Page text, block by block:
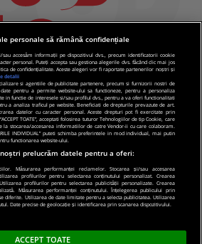
|Politica de Cookie|Politica
personale să rămână confidențiale
sau accesăm informații pe dispozitivul dvs., precum identificatorii cookie
personal. Puteți accepta sau gestiona alegerile dvs. făcând clic mai jos
de confidențialitate. Aceste alegeri vor fi raportate partenerilor noștri și
detalii
si agentiile de publicitate partenere, precum si furnizorii nostri de
pentru a permite website-ului sa functioneze, pentru a personaliza
in functie de interesele si/sau profilul dvs., pentru a va oferi functionalitati
a analiza traficul pe website. Beneficiati de drepturile prevazute de art.
datelor cu caracter personal. Aceste drepturi pot fi exercitate prin
TOATE”, acceptati folosirea tuturor Tehnologiilor de tip Cookie, care
stocarea/accesarea informatiilor de catre Vendor-ii cu care colaboram.
INDIVIDUAL” puteti schimba preferintele in mod individual, mai putin
functionarea website-ului.
prelucrăm datele pentru a oferi:
Măsurarea performanței reclamelor. Stocarea și/sau accesarea
profilurilor pentru selectarea conținutului personalizat. Crearea
profilurilor pentru selectarea publicității personalizate. Crearea
Măsurarea performanței conținutului. Înțelegerea publicului prin
diferite. Utilizarea de date limitate pentru a selecta publicitatea. Utilizarea
Date precise de geolocație și identificarea prin scanarea dispozitivului.
ACCEPT TOATE